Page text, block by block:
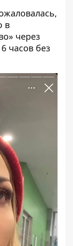
в
через
часов без